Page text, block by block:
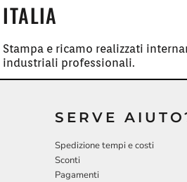
ITALIA
Stampa e ricamo realizzati
industriali professionali.
SERVE
Spedizione tempi e costi
Sconti
Pagamenti